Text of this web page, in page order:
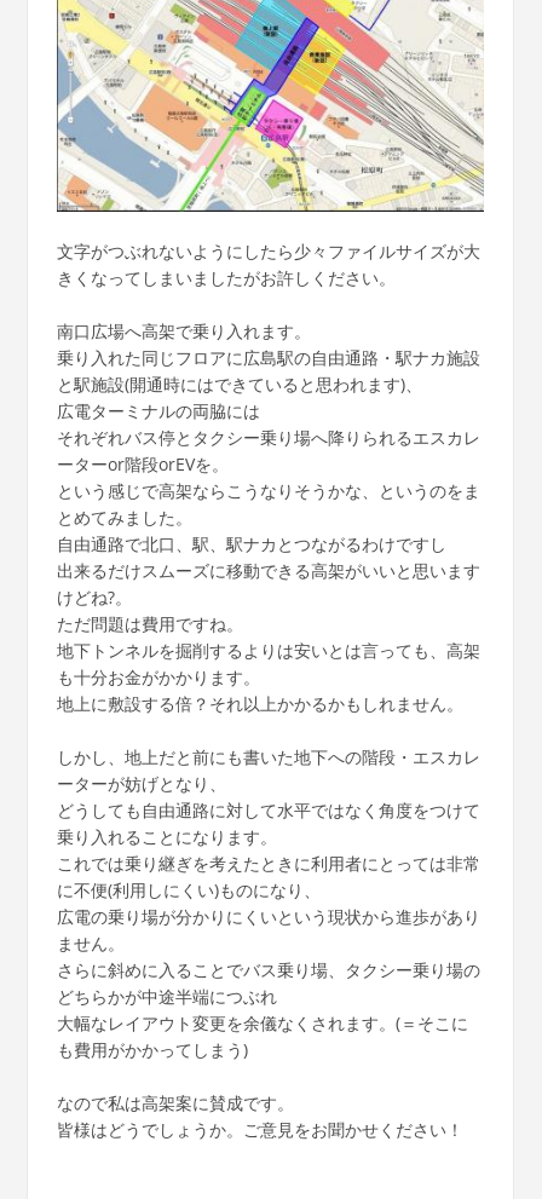
文字がつぶれないようにしたら少々ファイルサイズが大
きくなってしまいましたがお許しください。
南口広場へ高架で乗り入れます。
乗り入れた同じフロアに広島駅の自由通路・駅ナカ施設
と駅施設(開通時にはできていると思われます)、
広電ターミナルの両脇には
それぞれバス停とタクシー乗り場へ降りられるエスカレ
ーターor階段orEVを。
という感じで高架ならこうなりそうかな、というのをま
とめてみました。
自由通路で北口、駅、駅ナカとつながるわけですし
出来るだけスムーズに移動できる高架がいいと思います
けどね?。
ただ問題は費用ですね。
地下トンネルを掘削するよりは安いとは言っても、高架
も十分お金がかかります。
地上に敷設する倍？それ以上かかるかもしれません。
しかし、地上だと前にも書いた地下への階段・エスカレ
ーターが妨げとなり、
どうしても自由通路に対して水平ではなく角度をつけて
乗り入れることになります。
これでは乗り継ぎを考えたときに利用者にとっては非常
に不便(利用しにくい)ものになり、
広電の乗り場が分かりにくいという現状から進歩があり
ません。
さらに斜めに入ることでバス乗り場、タクシー乗り場の
どちらかが中途半端につぶれ
大幅なレイアウト変更を余儀なくされます。(＝そこに
も費用がかかってしまう)
なので私は高架案に賛成です。
皆様はどうでしょうか。ご意見をお聞かせください！